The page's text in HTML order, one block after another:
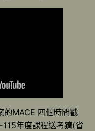
的MACE 四個時間戳
年度課程送考猜(省